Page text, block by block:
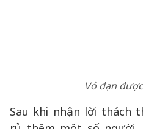
Vỏ đạn
Sau khi nhận lời thách